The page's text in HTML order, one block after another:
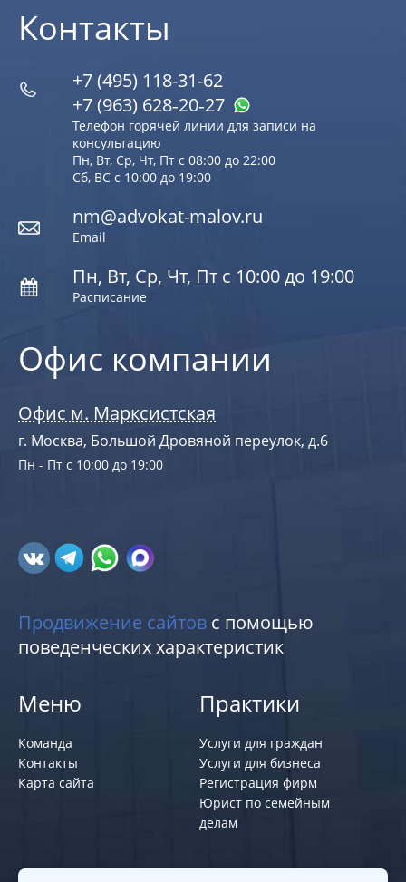
Офис компании
Офис м. Марксистская
г. Москва, Большой Дровяной переулок, д.6
Пн - Пт с 10:00 до 19:00
Контакты
+7 (495) 118-31-62
+7 (963) 628‑20‑27
Телефон горячей линии для записи на
консультацию
Пн, Вт, Ср, Чт, Пт с 08:00 до 22:00
Сб, ВС с 10:00 до 19:00
nm@advokat-malov.ru
Email
Пн, Вт, Ср, Чт, Пт с 10:00 до 19:00
Расписание
Продвижение сайтов с помощью
поведенческих характеристик
Меню
Команда
Контакты
Карта сайта
Практики
Услуги для граждан
Услуги для бизнеса
Регистрация фирм
Юрист по семейным
делам